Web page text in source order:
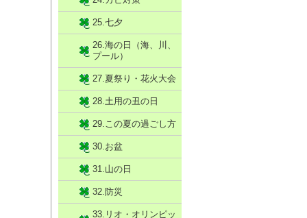
25.七夕
26.海の日（海、川、
プール）
27.夏祭り・花火大会
28.土用の丑の日
29.この夏の過ごし方
30.お盆
31.山の日
32.防災
33.リオ・オリンピッ